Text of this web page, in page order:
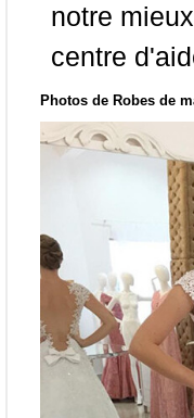
notre
centre
Photos de Robes de